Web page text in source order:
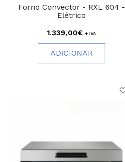
Forno Convector - RXL 604 -
Elétrico
1.339,00€ + IVA
ADICIONAR